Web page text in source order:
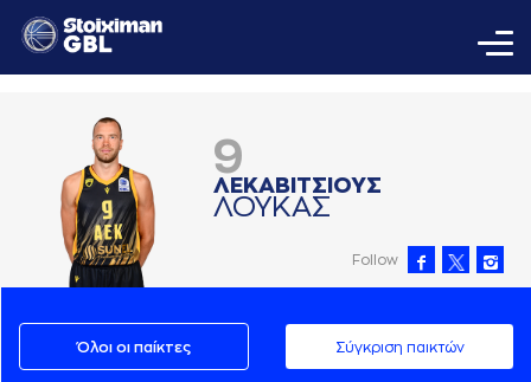
9
ΛΕΚAΒΙΤΣΙΟΥΣ
ΛΟΥΚAΣ
Follow
Όλοι οι παίκτες Σύγκριση παικτών